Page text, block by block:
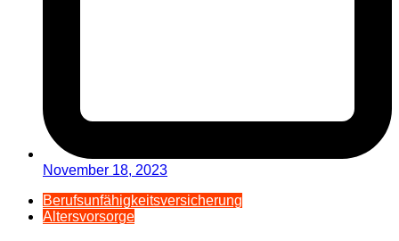
November 18, 2023
Berufsunfähigkeitsversicherung
Altersvorsorge